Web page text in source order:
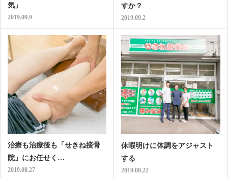
気」
2019.09.9
すか？
2019.09.2
治療も治療後も「せきね接骨
院」にお任せく…
2019.08.27
休暇明けに体調をアジャスト
する
2019.08.22